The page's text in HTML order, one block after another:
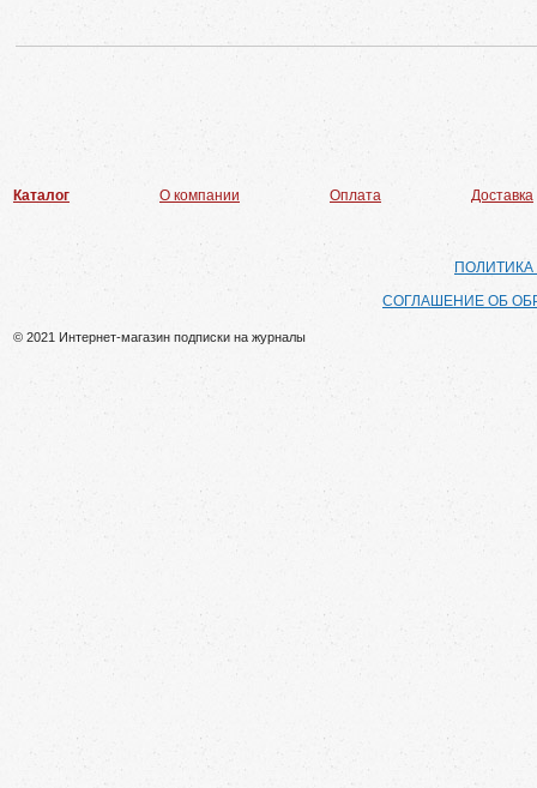
Каталог О компании Оплата Доставка
СОГЛАШЕНИЕ ОБ
© 2021 Интернет-магазин подписки на журналы